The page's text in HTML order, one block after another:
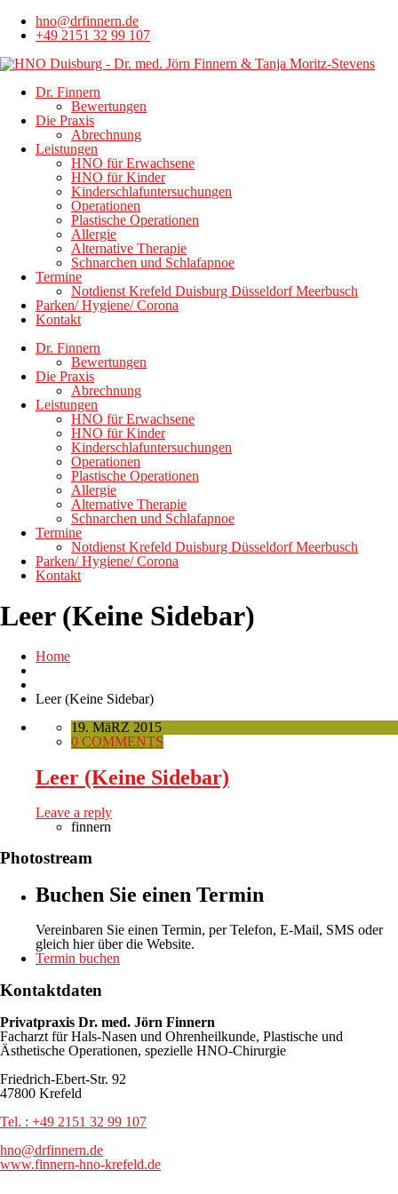
hno@drfinnern.de
+49 2151 32 99 107
Dr. Finnern
Bewertungen
Die Praxis
Abrechnung
Leistungen
HNO für Erwachsene
HNO für Kinder
Kinderschlafuntersuchungen
Operationen
Plastische Operationen
Allergie
Alternative Therapie
Schnarchen und Schlafapnoe
Termine
Notdienst Krefeld Duisburg Düsseldorf Meerbusch
Parken/ Hygiene/ Corona
Kontakt
Dr. Finnern
Bewertungen
Die Praxis
Abrechnung
Leistungen
HNO für Erwachsene
HNO für Kinder
Kinderschlafuntersuchungen
Operationen
Plastische Operationen
Allergie
Alternative Therapie
Schnarchen und Schlafapnoe
Termine
Notdienst Krefeld Duisburg Düsseldorf Meerbusch
Parken/ Hygiene/ Corona
Kontakt
Leer (Keine Sidebar)
Home
Leer (Keine Sidebar)
19. MäRZ 2015
0 COMMENTS
Leer (Keine Sidebar)
Leave a reply
finnern
Photostream
Buchen Sie einen Termin
Vereinbaren Sie einen Termin, per Telefon, E-Mail, SMS oder
gleich hier über die Website.
Termin buchen
Kontaktdaten
Privatpraxis Dr. med. Jörn Finnern
Facharzt für Hals-Nasen und Ohrenheilkunde, Plastische und
Ästhetische Operationen, spezielle HNO-Chirurgie
Friedrich-Ebert-Str. 92
47800 Krefeld
Tel. : +49 2151 32 99 107
hno@drfinnern.de
www.finnern-hno-krefeld.de